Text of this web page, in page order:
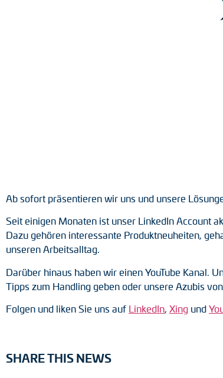
Ab sofort präsentieren wir uns und unsere
Seit einigen Monaten ist unser LinkedIn Account
Dazu gehören interessante Produktneuheiten,
unseren Arbeitsalltag.
Darüber hinaus haben wir einen YouTube Kanal.
Tipps zum Handling geben oder unsere Azubis
Folgen und liken Sie uns auf LinkedIn, Xing und
SHARE THIS NEWS